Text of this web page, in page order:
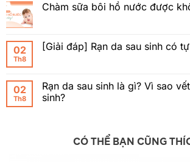
Chàm sữa bôi hồ nước được
02
Th8
[Giải đáp] Rạn da sau sinh có
02
Th8
Rạn da sau sinh là gì? Vì sao
sinh?
CÓ THỂ BẠN CŨNG